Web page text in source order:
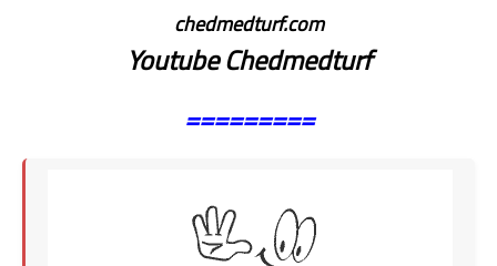
chedmedturf.com
Youtube Chedmedturf
=========